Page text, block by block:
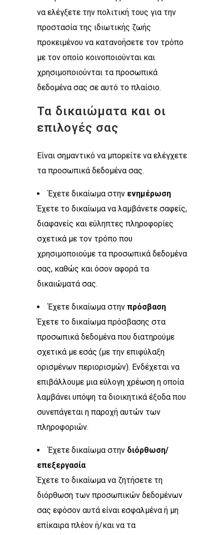
να ελέγξετε την πολιτική τους για την
προστασία της ιδιωτικής ζωής
προκειμένου να κατανοήσετε τον τρόπο
με τον οποίο κοινοποιούνται και
χρησιμοποιούνται τα προσωπικά
δεδομένα σας σε αυτό το πλαίσιο.
Τα δικαιώματα και οι
επιλογές σας
Είναι σημαντικό να μπορείτε να ελέγχετε
τα προσωπικά δεδομένα σας.
Έχετε δικαίωμα στην ενημέρωση
Έχετε το δικαίωμα να λαμβάνετε σαφείς,
διαφανείς και εύληπτες πληροφορίες
σχετικά με τον τρόπο που
χρησιμοποιούμε τα προσωπικά δεδομένα
σας, καθώς και όσον αφορά τα
δικαιώματά σας.
Έχετε δικαίωμα στην πρόσβαση
Έχετε το δικαίωμα πρόσβασης στα
προσωπικά δεδομένα που διατηρούμε
σχετικά με εσάς (με την επιφύλαξη
ορισμένων περιορισμών). Ενδέχεται να
επιβάλλουμε μια εύλογη χρέωση η οποία
λαμβάνει υπόψη τα διοικητικά έξοδα που
συνεπάγεται η παροχή αυτών των
πληροφοριών.
Έχετε δικαίωμα στην διόρθωση/
επεξεργασία
Έχετε το δικαίωμα να ζητήσετε τη
διόρθωση των προσωπικών δεδομένων
σας εφόσον αυτά είναι εσφαλμένα ή μη
επίκαιρα πλέον ή/και να τα